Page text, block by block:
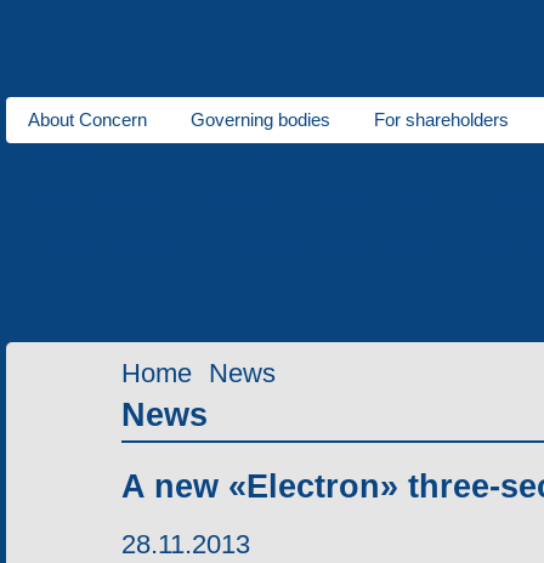
About Concern Governing bodies
For shareholders
Home News
News
A new «Electron» three-
28.11.2013